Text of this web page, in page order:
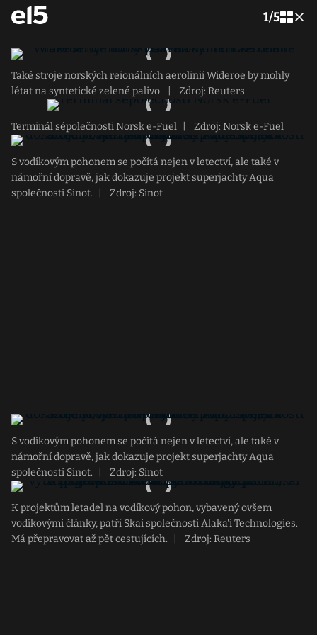
1/5
Také stroje norských reionálních aerolinií Wideroe by mohly
létat na syntetické zelené palivo.
Zdroj: Reuters
Terminál sépolečnosti Norsk e-Fuel Zdroj: Norsk e-Fuel
S vodíkovým pohonem se počítá nejen v letectví, ale také v
námořní dopravě, jak dokazuje projekt superjachty Aqua
společnosti Sinot.
Zdroj: Sinot
S vodíkovým pohonem se počítá nejen v letectví, ale také v
námořní dopravě, jak dokazuje projekt superjachty Aqua
společnosti Sinot.
Zdroj: Sinot
K projektům letadel na vodíkový pohon, vybavený ovšem
vodíkovými články, patří Skai společnosti Alaka'i Technologies.
Má přepravovat až pět cestujících.
Zdroj: Reuters